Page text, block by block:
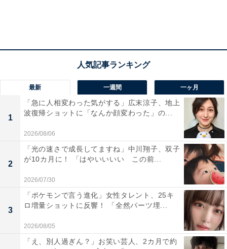
最新 一週間 一ヶ月
1
「急に人相変わった気がする」広末涼子、地上
波復帰ショットに「なんか顔変わった」の...
2026/08/06
2
「光の速さで成長してますね」中川翔子、双子
が10カ月に！ 「はやいいいい この前...
2026/07/30
3
「ポケモンで言う進化」女性タレント、25キ
ロ増量ショットに反響！ 「全然パーツ埋...
2026/08/05
「え、別人過ぎん？」お笑い芸人、2カ月で約